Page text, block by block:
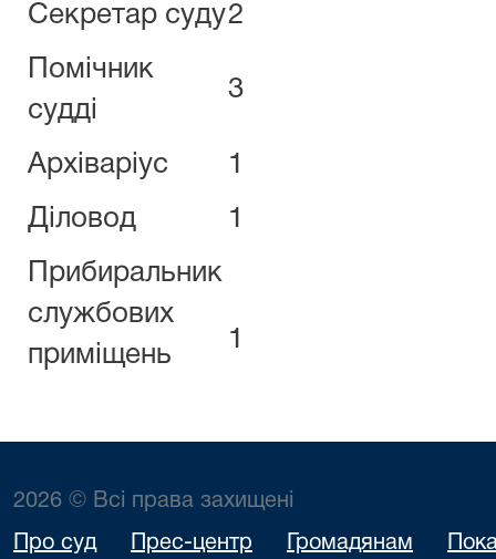
Секретар суду2
Помічник
судді
3
Архіваріус 1
Діловод 1
Прибиральник
службових
приміщень
1
2026 © Всі права захищені
Про суд Прес-центр Громадянам